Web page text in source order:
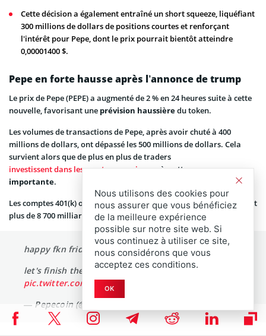
Cette décision a également entraîné un short squeeze, liquéfiant
300 millions de dollars de positions courtes et renforçant
l'intérêt pour Pepe, dont le prix pourrait bientôt atteindre
0,00001400 $.
Pepe en forte hausse après l’annonce de trump
Le prix de Pepe (PEPE) a augmenté de 2 % en 24 heures suite à cette
nouvelle, favorisant une prévision haussièredu token.
Les volumes de transactions de Pepe, après avoir chuté à 400
millions de dollars, ont dépassé les 500 millions de dollars. Cela
survient alors que de plus en plus de traders
investissent dans les cryptomonnaiesaprès cette annonce
importante.
Les comptes 401(k) offrent unegrandent opportunitéet détiennent
plus de 8 700 milliards de dollars.
happy fkn friday
let's finish the week like a boss
pic.twitter.com/PPNkmWPkJW
— Pepecoin (@pepecoins)
Nous utilisons des cookies pour
nous assurer que vous bénéficiez
de la meilleure expérience
possible sur notre site web. Si
vous continuez à utiliser ce site,
nous considérons que vous
acceptez ces conditions.
OK